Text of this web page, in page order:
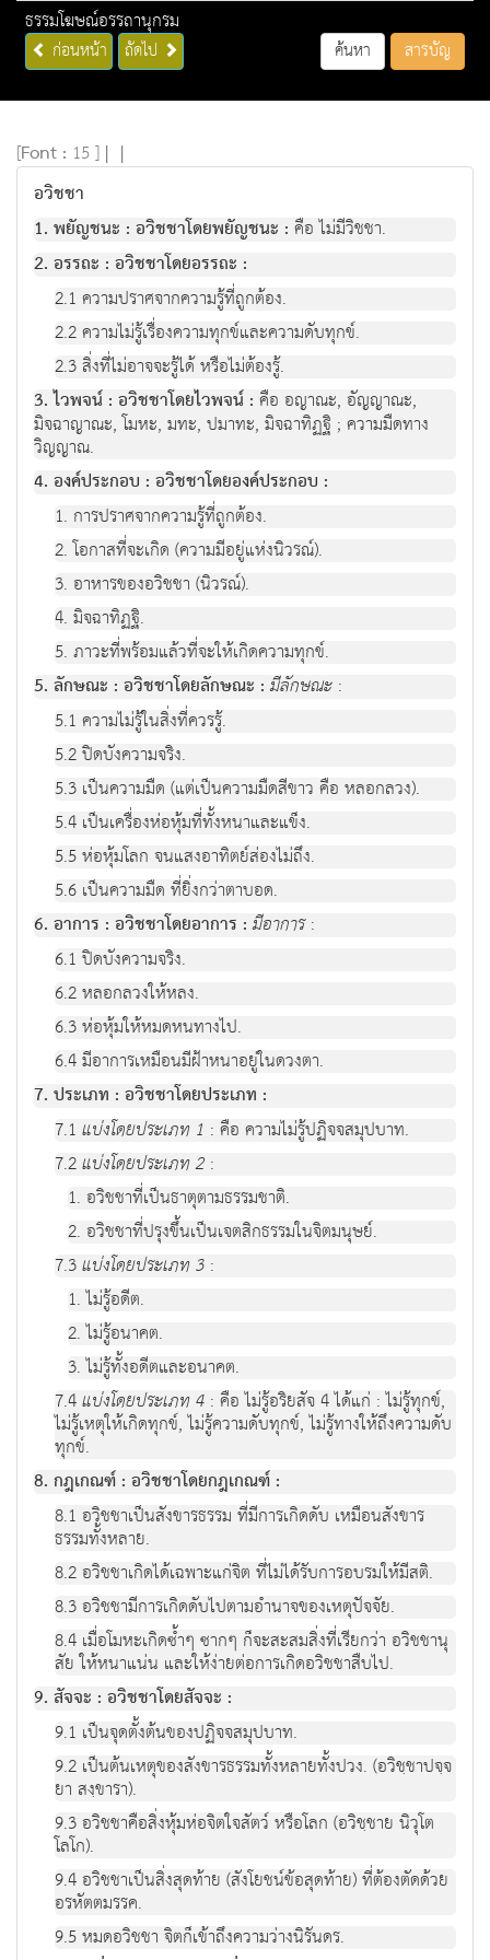
ธรรมโฆษณ์อรรถานุกรม
ก่อนหน้า ถัดไป ค้นหา สารบัญ
[Font : 15 ] | |
อวิชชา
1. พยัญชนะ : อวิชชาโดยพยัญชนะ : คือ ไม่มีวิชชา.
2. อรรถะ : อวิชชาโดยอรรถะ :
2.1 ความปราศจากความรู้ที่ถูกต้อง.
2.2 ความไม่รู้เรื่องความทุกข์และความดับทุกข์.
2.3 สิ่งที่ไม่อาจจะรู้ได้ หรือไม่ต้องรู้.
3. ไวพจน์ : อวิชชาโดยไวพจน์ : คือ อญาณะ, อัญญาณะ,
มิจฉาญาณะ, โมหะ, มทะ, ปมาทะ, มิจฉาทิฏฐิ ; ความมืดทาง
วิญญาณ.
4. องค์ประกอบ : อวิชชาโดยองค์ประกอบ :
1. การปราศจากความรู้ที่ถูกต้อง.
2. โอกาสที่จะเกิด (ความมีอยู่แห่งนิวรณ์).
3. อาหารของอวิชชา (นิวรณ์).
4. มิจฉาทิฏฐิ.
5. ภาวะที่พร้อมแล้วที่จะให้เกิดความทุกข์.
5. ลักษณะ : อวิชชาโดยลักษณะ : มีลักษณะ :
5.1 ความไม่รู้ในสิ่งที่ควรรู้.
5.2 ปิดบังความจริง.
5.3 เป็นความมืด (แต่เป็นความมืดสีขาว คือ หลอกลวง).
5.4 เป็นเครื่องห่อหุ้มที่ทั้งหนาและแข็ง.
5.5 ห่อหุ้มโลก จนแสงอาทิตย์ส่องไม่ถึง.
5.6 เป็นความมืด ที่ยิ่งกว่าตาบอด.
6. อาการ : อวิชชาโดยอาการ : มีอาการ:
6.1 ปิดบังความจริง.
6.2 หลอกลวงให้หลง.
6.3 ห่อหุ้มให้หมดหนทางไป.
6.4 มีอาการเหมือนมีฝ้าหนาอยู่ในดวงตา.
7. ประเภท : อวิชชาโดยประเภท :
7.1แบ่งโดยประเภท 1 : คือ ความไม่รู้ปฏิจจสมุปบาท.
7.2แบ่งโดยประเภท 2:
1. อวิชชาที่เป็นธาตุตามธรรมชาติ.
2. อวิชชาที่ปรุงขึ้นเป็นเจตสิกธรรมในจิตมนุษย์.
7.3แบ่งโดยประเภท 3 :
1. ไม่รู้อดีต.
2. ไม่รู้อนาคต.
3. ไม่รู้ทั้งอดีตและอนาคต.
7.4แบ่งโดยประเภท 4 : คือ ไม่รู้อริยสัจ 4 ได้แก่ : ไม่รู้ทุกข์,
ไม่รู้เหตุให้เกิดทุกข์, ไม่รู้ความดับทุกข์, ไม่รู้ทางให้ถึงความดับ
ทุกข์.
8. กฎเกณฑ์ : อวิชชาโดยกฎเกณฑ์ :
8.1 อวิชชาเป็นสังขารธรรม ที่มีการเกิดดับ เหมือนสังขาร
ธรรมทั้งหลาย.
8.2 อวิชชาเกิดได้เฉพาะแก่จิต ที่ไม่ได้รับการอบรมให้มีสติ.
8.3 อวิชชามีการเกิดดับไปตามอำนาจของเหตุปัจจัย.
8.4 เมื่อโมหะเกิดซ้ำๆ ซากๆ ก็จะสะสมสิ่งที่เรียกว่า อวิชชานุ
สัย ให้หนาแน่น และให้ง่ายต่อการเกิดอวิชชาสืบไป.
9. สัจจะ : อวิชชาโดยสัจจะ :
9.1 เป็นจุดตั้งต้นของปฏิจจสมุปบาท.
9.2 เป็นต้นเหตุของสังขารธรรมทั้งหลายทั้งปวง. (อวิชฺชาปจฺจ
ยา สงฺขารา).
9.3 อวิชชาคือสิ่งหุ้มห่อจิตใจสัตว์ หรือโลก (อวิชฺชาย นิวุโต
โลโก).
9.4 อวิชชาเป็นสิ่งสุดท้าย (สังโยชน์ข้อสุดท้าย) ที่ต้องตัดด้วย
อรหัตตมรรค.
9.5 หมดอวิชชา จิตก็เข้าถึงความว่างนิรันดร.